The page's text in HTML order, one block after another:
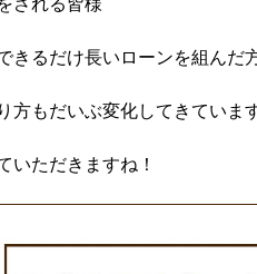
される皆様
きるだけ長いローンを組んだ
もだいぶ変化してきています
いただきますね！